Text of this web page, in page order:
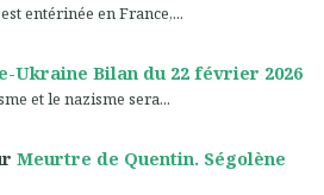
entérinée en France,...
Ukraine Bilan du 22 février 2026
et le nazisme sera...
Meurtre de Quentin. Ségolène